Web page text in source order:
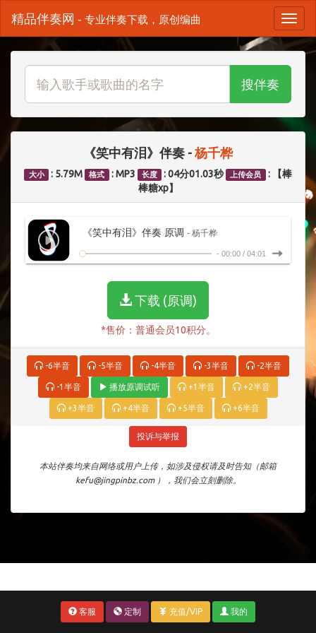
精品伴奏网 - 专业伴奏下载，原创编曲
搜伴奏
《笑中有泪》伴奏 -杨千桦
大小 : 5.79M 格式 : MP3 长度 : 04分01.03秒 上传会员
: 【棒
棒糖xp】
《笑中有泪》伴奏 原调 - 杨千桦
- 00:00 / 04:01
下载 (原调)
*售价：普通会员10积分。
-6半音 -5半音 -4半音 -3半音 -2半音
-1半音 播放原调试听 +1半音 +2半音
+3半音 +4半音 +5半音 +6半音
投诉与举报
本站伴奏均来自网络或用户上传，如涉及侵权请及时告知（邮箱
kefu@jingpinbz.com ），我们会立刻删除。
客服 定制 充值/VIP 我的